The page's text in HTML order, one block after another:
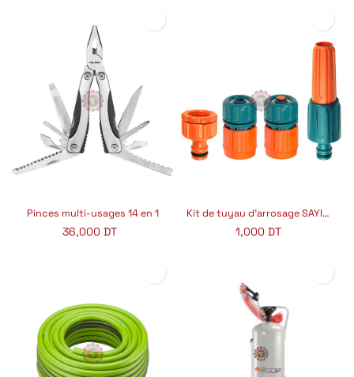
Pinces multi-usages 14 en 1
36,000 DT
Kit de tuyau d'arrosage SAYIM-5004
1,000DT